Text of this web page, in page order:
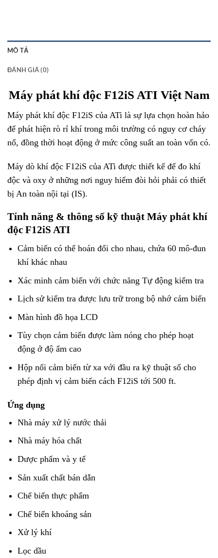
MÔ TẢ
ĐÁNH GIÁ (0)
Máy phát khí độc F12iS ATI Việt Nam
Máy phát khí độc F12iS của ATi là sự lựa chọn hoàn hảo
để phát hiện rò rỉ khí trong môi trường có nguy cơ cháy
nổ, đồng thời hoạt động ở mức công suất an toàn vốn có.
Máy dò khí độc F12iS của ATi được thiết kế để đo khí
độc và oxy ở những nơi nguy hiểm đòi hỏi phải có thiết
bị An toàn nội tại (IS).
Tính năng & thông số kỹ thuật Máy phát khí
độc F12iS ATI
Cảm biến có thể hoán đổi cho nhau, chứa 60 mô-đun
khí khác nhau
Xác minh cảm biến với chức năng Tự động kiểm tra
Lịch sử kiểm tra được lưu trữ trong bộ nhớ cảm biến
Màn hình đồ họa LCD
Tùy chọn cảm biến được làm nóng cho phép hoạt
động ở độ ẩm cao
Hộp nối cảm biến từ xa với đầu ra kỹ thuật số cho
phép định vị cảm biến cách F12iS tới 500 ft.
Ứng dụng
Nhà máy xử lý nước thải
Nhà máy hóa chất
Dược phẩm và y tế
Sản xuất chất bán dẫn
Chế biến thực phẩm
Chế biến khoáng sản
Xử lý khí
Lọc dầu